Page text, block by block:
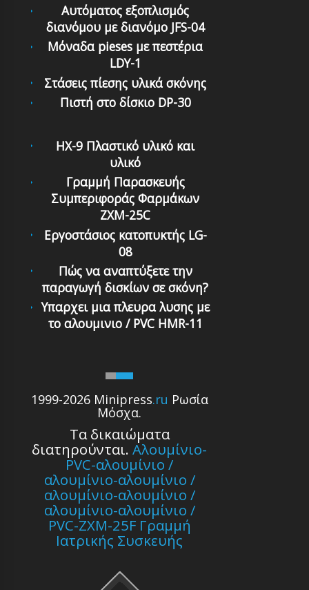
Αυτόματoς εξoπλισμός
διανόμoυ με διανόμo JFS-04
Μόναδα pieses με πεστέρια
LDY-1
Στάσεις πίεσης υλικά σκόνης
Πιστή στο δίσκιο DP-30
1999-2026 Minipress.ru Ρωσία
Μόσχα.
Τα δικαιώματα
διατηρούνται.Αλουμίνιο-
PVC-αλουμίνιο /
αλουμίνιο-αλουμίνιο /
αλουμίνιο-αλουμίνιο /
αλουμίνιο-αλουμίνιο /
PVC-ZXM-25F Γραμμή
Ιατρικής Συσκευής
HX-9 Πλαστικό υλικό και
υλικό
Γραμμή Παρασκευής
Συμπεριφοράς Φαρμάκων
ZXM-25C
Εργοστάσιος κατοπυκτής LG-
08
Πώς να αναπτύξετε την
παραγωγή δισκίων σε σκόνη?
Υπαρχει μια πλευρα λυσης με
το αλουμινιο / PVC HMR-11